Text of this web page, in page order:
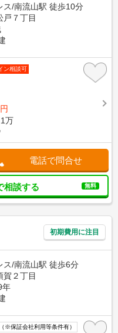
ス/南流山駅 徒歩10分
戸７丁目
ン相談可
万
電話で問合せ
相談する 無料
初期費用に注目
ス/南流山駅 徒歩6分
賀２丁目
年
※保証会社利用等条件有）